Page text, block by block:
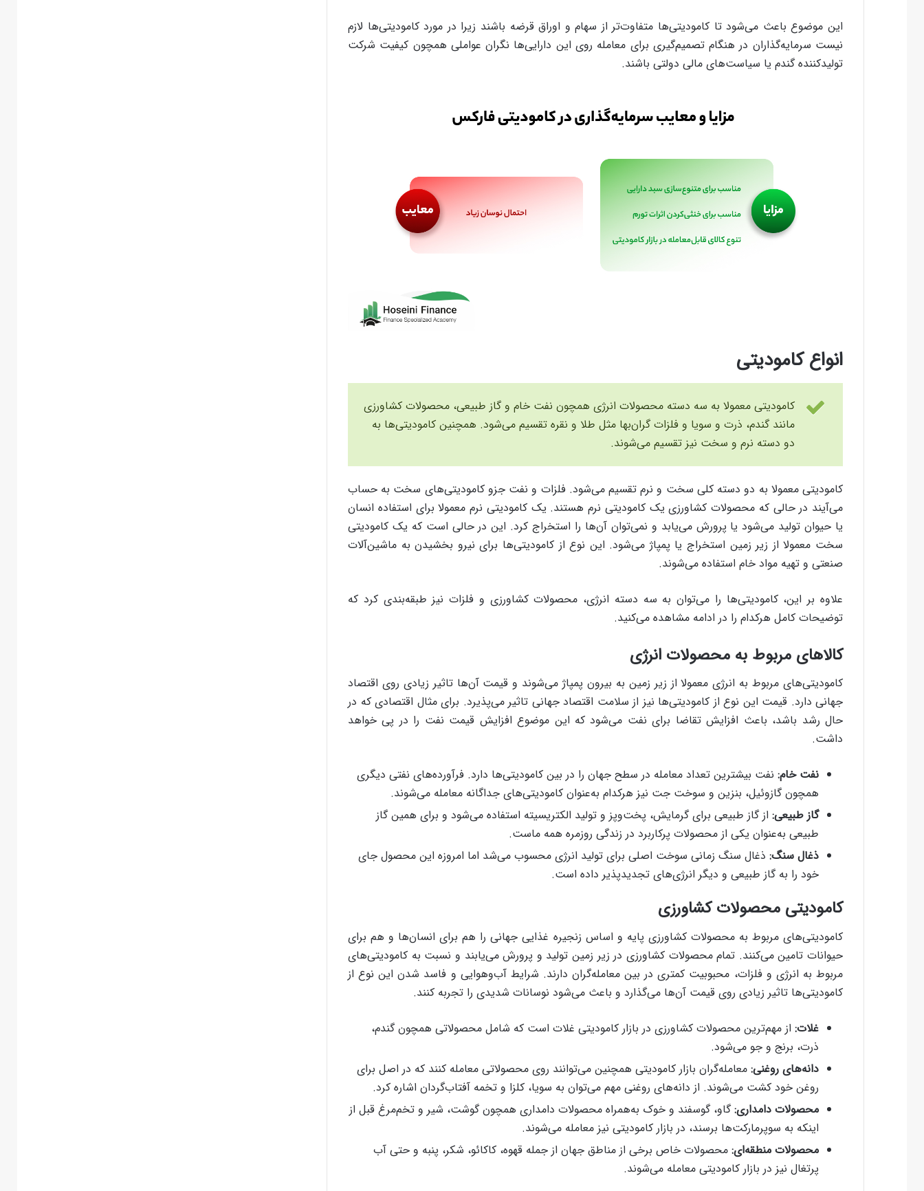
این موضوع باعث می‌شود تا کامودیتی‌ها متفاوت‌تر از سهام و اوراق قرضه باشند زیرا در مورد کامودیتی‌ها لازم
نیست سرمایه‌گذاران در هنگام تصمیم‌گیری برای معامله روی این دارایی‌ها نگران عواملی همچون کیفیت شرکت
تولیدکننده گندم یا سیاست‌های مالی دولتی باشند.
انواع کامودیتی
کامودیتی معمولا به سه دسته محصولات انرژی همچون نفت خام و گاز طبیعی، محصولات کشاورزی
مانند گندم، ذرت و سویا و فلزات گران‌بها مثل طلا و نقره تقسیم می‌شود. همچنین کامودیتی‌ها به
دو دسته نرم و سخت نیز تقسیم می‌شوند.
کامودیتی معمولا به دو دسته کلی سخت و نرم تقسیم می‌شود. فلزات و نفت جزو کامودیتی‌های سخت به حساب
می‌آیند در حالی که محصولات کشاورزی یک کامودیتی نرم هستند. یک کامودیتی نرم معمولا برای استفاده انسان
یا حیوان تولید می‌شود یا پرورش می‌یابد و نمی‌توان آن‌ها را استخراج کرد. این در حالی است که یک کامودیتی
سخت معمولا از زیر زمین استخراج یا پمپاژ می‌شود. این نوع از کامودیتی‌ها برای نیرو بخشیدن به ماشین‌آلات
صنعتی و تهیه مواد خام استفاده می‌شوند.
علاوه بر این، کامودیتی‌ها را می‌توان به سه دسته انرژی، محصولات کشاورزی و فلزات نیز طبقه‌بندی کرد که
توضیحات کامل هرکدام را در ادامه مشاهده می‌کنید.
کالاهای مربوط به محصولات انرژی
کامودیتی‌های مربوط به انرژی معمولا از زیر زمین به بیرون پمپاژ می‌شوند و قیمت آن‌ها تاثیر زیادی روی اقتصاد
جهانی دارد. قیمت این نوع از کامودیتی‌ها نیز از سلامت اقتصاد جهانی تاثیر می‌پذیرد. برای مثال اقتصادی که در
حال رشد باشد، باعث افزایش تقاضا برای نفت می‌شود که این موضوع افزایش قیمت نفت را در پی خواهد
داشت.
نفت خام: نفت بیشترین تعداد معامله در سطح جهان را در بین کامودیتی‌ها دارد. فرآورده‌های نفتی دیگری
همچون گازوئیل، بنزین و سوخت جت نیز هرکدام به‌عنوان کامودیتی‌های جداگانه معامله می‌شوند.
گاز طبیعی: از گاز طبیعی برای گرمایش، پخت‌وپز و تولید الکتریسیته استفاده می‌شود و برای همین گاز
طبیعی به‌عنوان یکی از محصولات پرکاربرد در زندگی روزمره همه ماست.
ذغال سنگ: ذغال سنگ زمانی سوخت اصلی برای تولید انرژی محسوب می‌شد اما امروزه این محصول جای
خود را به گاز طبیعی و دیگر انرژی‌های تجدیدپذیر داده است.
کامودیتی محصولات کشاورزی
کامودیتی‌های مربوط به محصولات کشاورزی پایه و اساس زنجیره غذایی جهانی را هم برای انسان‌ها و هم برای
حیوانات تامین می‌کنند. تمام محصولات کشاورزی در زیر زمین تولید و پرورش می‌یابند و نسبت به کامودیتی‌های
مربوط به انرژی و فلزات، محبوبیت کمتری در بین معامله‌گران دارند. شرایط آب‌وهوایی و فاسد شدن این نوع از
کامودیتی‌ها تاثیر زیادی روی قیمت آن‌ها می‌گذارد و باعث می‌شود نوسانات شدیدی را تجربه کنند.
غلات: از مهم‌ترین محصولات کشاورزی در بازار کامودیتی غلات است که شامل محصولاتی همچون گندم،
ذرت، برنج و جو می‌شود.
دانه‌های روغنی: معامله‌گران بازار کامودیتی همچنین می‌توانند روی محصولاتی معامله کنند که در اصل برای
روغن خود کشت می‌شوند. از دانه‌های روغنی مهم می‌توان به سویا، کلزا و تخمه آفتاب‌گردان اشاره کرد.
محصولات دامداری:گاو، گوسفند و خوک به‌همراه محصولات دامداری همچون گوشت، شیر و تخم‌مرغ قبل از
اینکه به سوپرمارکت‌ها برسند، در بازار کامودیتی نیز معامله می‌شوند.
محصولات منطقه‌ای: محصولات خاص برخی از مناطق جهان از جمله قهوه، کاکائو، شکر، پنبه و حتی آب
پرتغال نیز در بازار کامودیتی معامله می‌شوند.